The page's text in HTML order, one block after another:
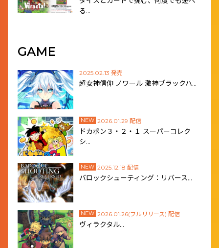
る…
GAME
2025.02.13 発売
超女神信仰 ノワール 激神ブラックハ…
NEW 2026.01.29 配信
ドカポン３・２・１ スーパーコレク
シ…
NEW 2025.12.18 配信
バロックシューティング：リバース…
NEW 2026.01.26(フルリリース) 配信
ヴィラクタル…